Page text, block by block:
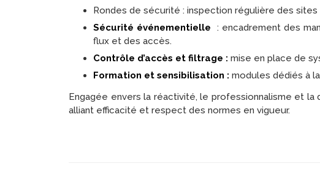
Rondes de sécurité : inspection régulière des
Sécurité événementielle
: encadrement des
flux et des accès.
Contrôle d’accès et filtrage : mise en place de
Formation et sensibilisation : modules dédiés à
Engagée envers la réactivité, le professionnalisme et la
alliant efficacité et respect des normes en vigueur.